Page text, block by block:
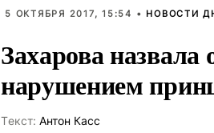
5 ОКТЯБРЯ 2017, 15:54 • НОВОСТИ
Захарова
нарушением
Tекст: Антон Касс